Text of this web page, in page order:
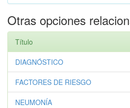
Otras opciones
Título
DIAGNÓSTICO
FACTORES DE RIESGO
NEUMONÍA